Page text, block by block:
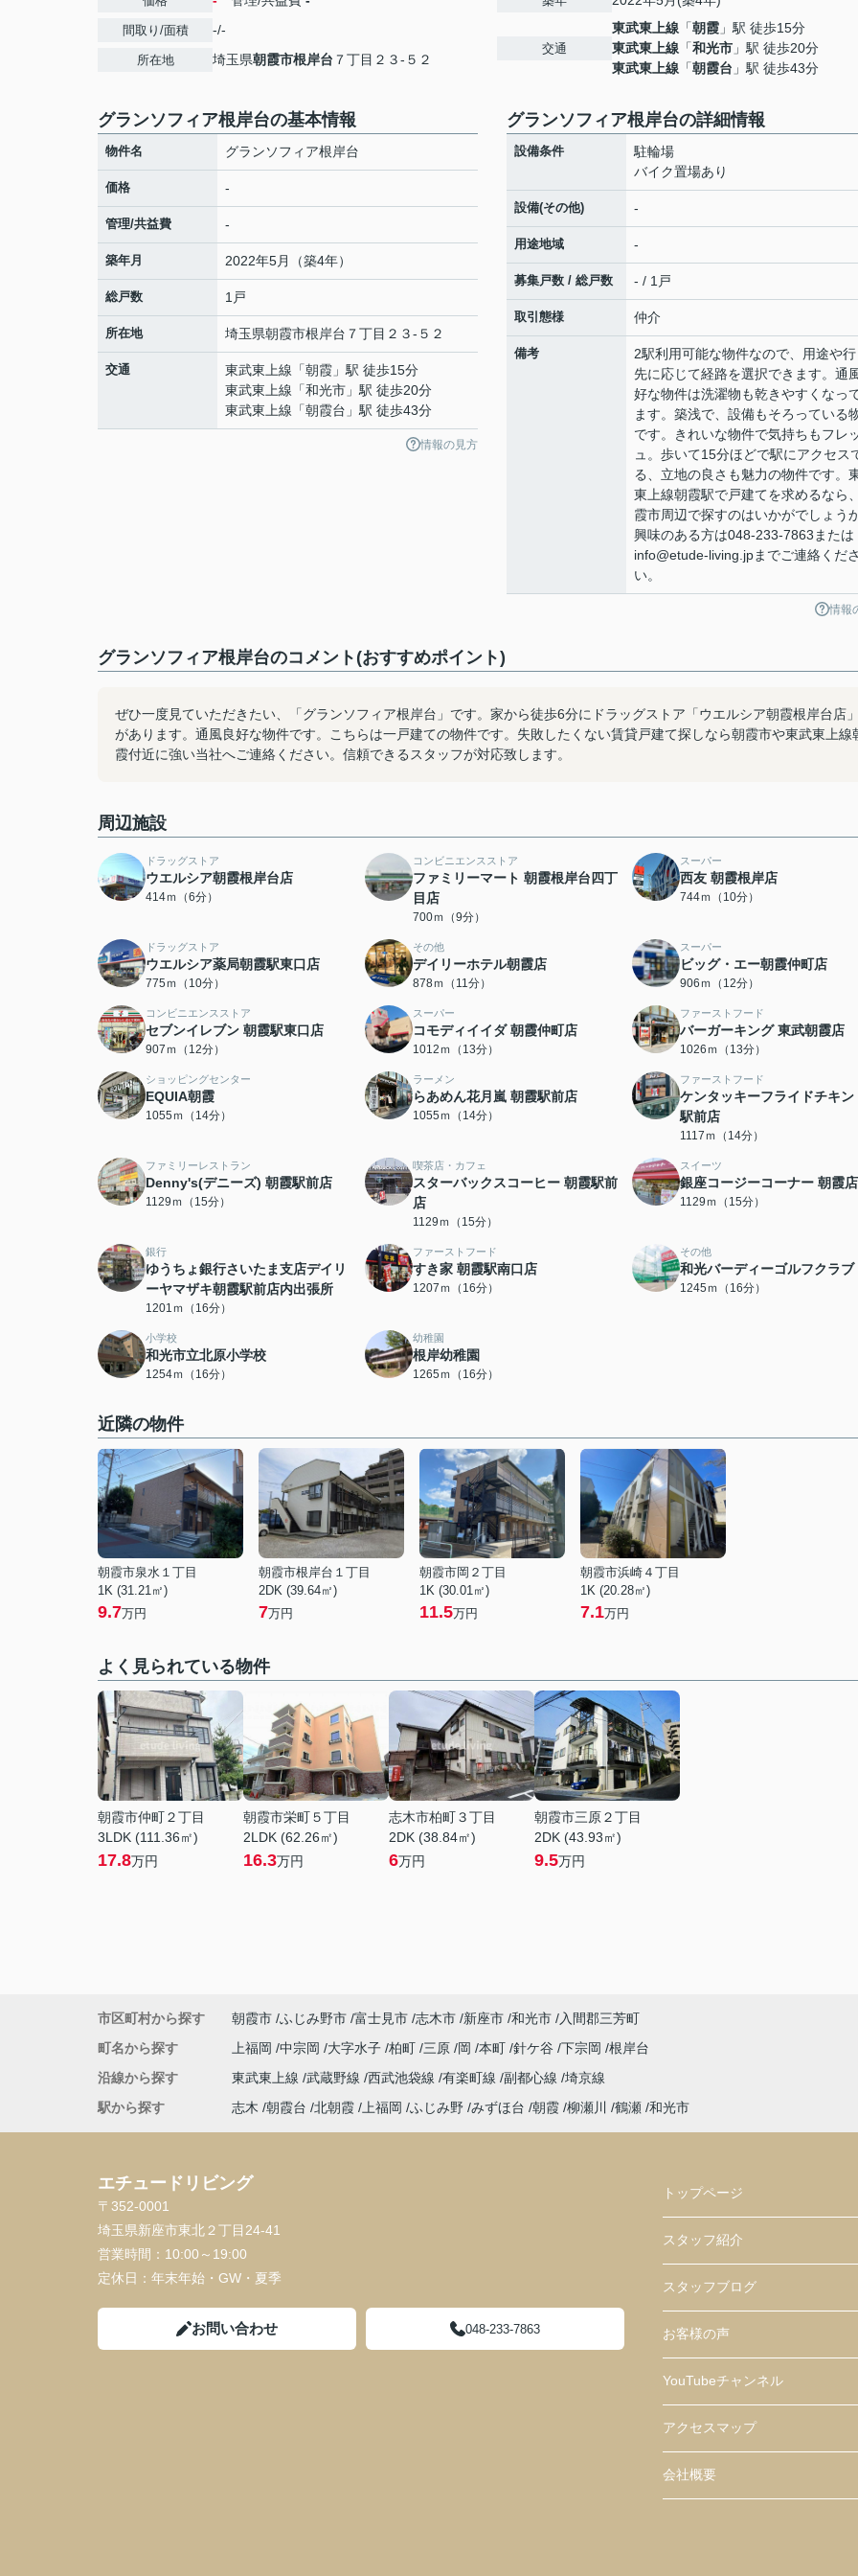
間取り/面積 -/-
所在地 埼玉県朝霞市根岸台 ７丁目２３-５２
交通
東武東上線 「朝霞 」駅 徒歩15分
東武東上線 「和光市 」駅 徒歩20分
東武東上線 「朝霞台 」駅 徒歩43分
グランソフィア根岸台の基本情報
物件名 グランソフィア根岸台
価格 -
管理/共益費 -
築年月 2022年5月（築4年）
総戸数 1戸
所在地 埼玉県朝霞市根岸台 ７丁目２３-５２
交通 東武東上線 「朝霞 」駅 徒歩15分
東武東上線 「和光市 」駅 徒歩20分
東武東上線 「朝霞台 」駅 徒歩43分
情報の見方
グランソフィア根岸台の詳細情報
設備条件
駐輪場
バイク置場あり
設備(その他) -
用途地域 -
募集戸数 / 総戸数 - / 1戸
取引態様 仲介
備考
2駅利用可能な物件なので、用途や
先に応じて経路を選択できます。通
好な物件は洗濯物も乾きやすくなっ
ます。築浅で、設備もそろっている
です。きれいな物件で気持ちもフレ
ュ。歩いて15分ほどで駅にアクセス
る、立地の良さも魅力の物件です。
東上線朝霞駅で戸建てを求めるなら
霞市周辺で探すのはいかがでしょう
興味のある方は048-233-7863または
info@etude-living.jpまでご連絡くだ
い。
情報
グランソフィア根岸台のコメント(おすすめポイント)
ぜひ一度見ていただきたい、「グランソフィア根岸台」です。家から徒歩6分にドラッグストア「ウエルシア朝霞根岸台店
があります。通風良好な物件です。こちらは一戸建ての物件です。失敗したくない賃貸戸建て探しなら朝霞市や東武東上線
霞付近に強い当社へご連絡ください。信頼できるスタッフが対応致します。
周辺施設
ドラッグストア
ウエルシア朝霞根岸台店
414ｍ（6分）
コンビニエンスストア
ファミリーマート 朝霞根岸台四丁
目店
700ｍ（9分）
スーパー
西友 朝霞根岸店
744ｍ（10分）
ドラッグストア
ウエルシア薬局朝霞駅東口店
775ｍ（10分）
その他
デイリーホテル朝霞店
878ｍ（11分）
スーパー
ビッグ・エー朝霞仲町店
906ｍ（12分）
コンビニエンスストア
セブンイレブン 朝霞駅東口店
907ｍ（12分）
スーパー
コモディイイダ 朝霞仲町店
1012ｍ（13分）
ファーストフード
バーガーキング 東武朝霞店
1026ｍ（13分）
ショッピングセンター
EQUIA朝霞
1055ｍ（14分）
ラーメン
らあめん花月嵐 朝霞駅前店
1055ｍ（14分）
ファーストフード
ケンタッキーフライドチキン
駅前店
1117ｍ（14分）
ファミリーレストラン
Denny's(デニーズ) 朝霞駅前店
1129ｍ（15分）
喫茶店・カフェ
スターバックスコーヒー 朝霞駅前
店
1129ｍ（15分）
スイーツ
銀座コージーコーナー 朝霞店
1129ｍ（15分）
銀行
ゆうちょ銀行さいたま支店デイリ
ーヤマザキ朝霞駅前店内出張所
1201ｍ（16分）
ファーストフード
すき家 朝霞駅南口店
1207ｍ（16分）
その他
和光バーディーゴルフクラブ
1245ｍ（16分）
小学校
和光市立北原小学校
1254ｍ（16分）
幼稚園
根岸幼稚園
1265ｍ（16分）
近隣の物件
朝霞市泉水１丁目
1K (31.21㎡)
9.7万円
朝霞市根岸台１丁目
2DK (39.64㎡)
7万円
朝霞市岡２丁目
1K (30.01㎡)
11.5万円
朝霞市浜崎４丁目
1K (20.28㎡)
7.1万円
よく見られている物件
朝霞市仲町２丁目
3LDK (111.36㎡)
17.8万円
朝霞市栄町５丁目
2LDK (62.26㎡)
16.3万円
志木市柏町３丁目
2DK (38.84㎡)
6万円
朝霞市三原２丁目
2DK (43.93㎡)
9.5万円
市区町村から探す 朝霞市 ふじみ野市 富士見市 志木市 新座市 和光市
入間郡三芳町
町名から探す
上福岡 中宗岡 大字水子 柏町 三原 岡 本町 針ケ谷 下宗岡
根岸台
沿線から探す
東武東上線 武蔵野線 西武池袋線 有楽町線 副都心線 埼京線
駅から探す
志木 朝霞台 北朝霞 上福岡 ふじみ野 みずほ台 朝霞 柳瀬川 鶴瀬 和光市
エチュードリビング
〒352-0001
埼玉県新座市東北２丁目24-41
営業時間： 10:00～19:00
定休日： 年末年始・GW・夏季
お問い合わせ 048-233-7863
トップページ
スタッフ紹介
スタッフブログ
お客様の声
YouTubeチャンネル
アクセスマップ
会社概要